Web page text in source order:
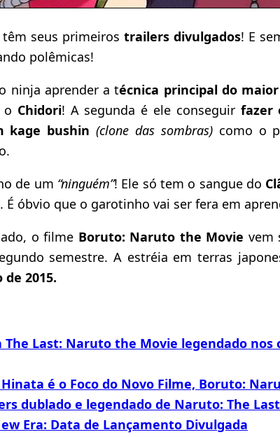
seus primeiros trailers divulgados! E
polêmicas!
ninja aprender a técnica principal do
o Chidori! A segunda é ele conseguir fazer
kage bushin(clone das sombras)como o
de um “ninguém”! Ele só tem o sangue do
É óbvio que o garotinho vai ser fera em
o filme Boruto: Naruto the Movie vem
semestre. A estréia em terras
de 2015.
Last: Naruto the Movie legendado nos
é o Foco do Novo Filme, Boruto:
dublado e legendado de Naruto: The
Era: Data de Lançamento Divulgada